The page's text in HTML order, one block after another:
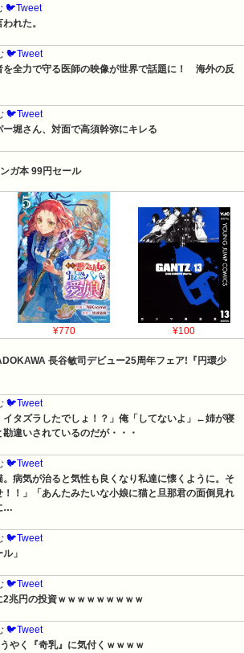
🐦Tweet
れた。
🐦Tweet
を全力で守る医師の映像が世界で話題に！　海外の反
🐦Tweet
ー堀さん、対面で高須幹弥にキレる
ガ本 99円セール
¥770 ¥100
長谷敏司デビュー25周年フェア!『円環少
🐦Tweet
イタズラしたでしょ！？」俺「してないよ」←姉が寝
違いされているのだが・・・
🐦Tweet
病気が治ると気性も良くなり私達に懐くように。そ
！」「あんたみたいな小娘に猫と旦那君の面倒見れ
…
🐦Tweet
」
🐦Tweet
2兆円の投資ｗｗｗｗｗｗｗｗｗ
🐦Tweet
やく『奇乳』に気付くｗｗｗｗ